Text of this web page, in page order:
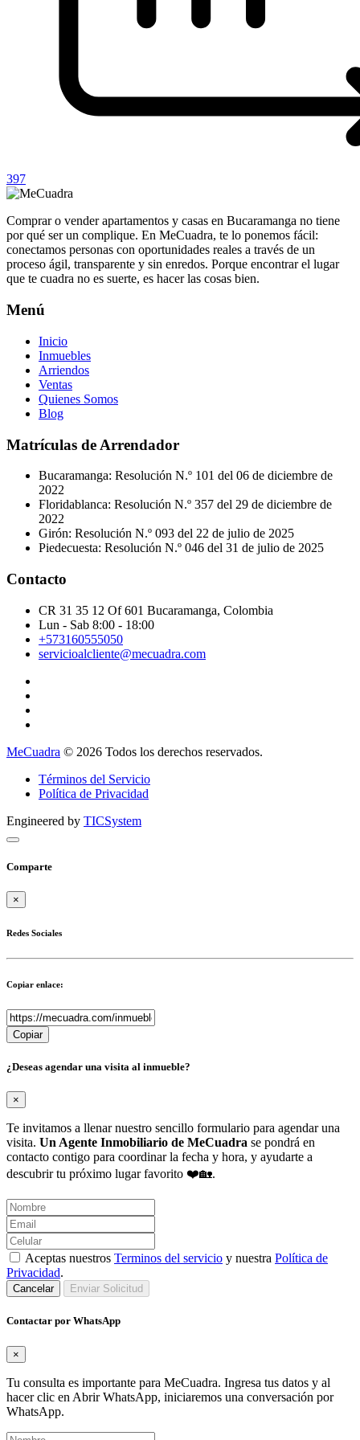
397
Comprar o vender apartamentos y casas en Bucaramanga no tiene
por qué ser un complique. En MeCuadra, te lo ponemos fácil:
conectamos personas con oportunidades reales a través de un
proceso ágil, transparente y sin enredos. Porque encontrar el lugar
que te cuadra no es suerte, es hacer las cosas bien.
Menú
Inicio
Inmuebles
Arriendos
Ventas
Quienes Somos
Blog
Matrículas de Arrendador
Bucaramanga: Resolución N.º 101 del 06 de diciembre de
2022
Floridablanca: Resolución N.º 357 del 29 de diciembre de
2022
Girón: Resolución N.º 093 del 22 de julio de 2025
Piedecuesta: Resolución N.º 046 del 31 de julio de 2025
Contacto
CR 31 35 12 Of 601 Bucaramanga, Colombia
Lun - Sab 8:00 - 18:00
+573160555050
servicioalcliente@mecuadra.com
MeCuadra © 2026 Todos los derechos reservados.
Términos del Servicio
Política de Privacidad
Engineered by TICSystem
Comparte
×
Redes Sociales
Copiar enlace:
Copiar
¿Deseas agendar una visita al inmueble?
×
Te invitamos a llenar nuestro sencillo formulario para agendar una
visita. Un Agente Inmobiliario de MeCuadra se pondrá en
contacto contigo para coordinar la fecha y hora, y ayudarte a
descubrir tu próximo lugar favorito ❤️🏡.
Aceptas nuestros Terminos del servicio y nuestra Política de
Privacidad.
Cancelar Enviar Solicitud
Contactar por WhatsApp
×
Tu consulta es importante para MeCuadra. Ingresa tus datos y al
hacer clic en Abrir WhatsApp, iniciaremos una conversación por
WhatsApp.